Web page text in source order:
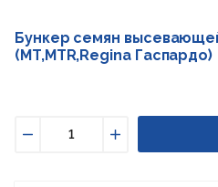
Бункер семян
(MT,MTR,Regina Гаспардо)
Увеличить